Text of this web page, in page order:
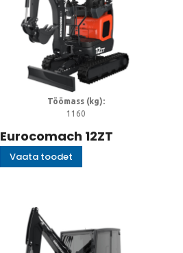
Töömass (kg):
1160
Eurocomach 12ZT
Vaata toodet